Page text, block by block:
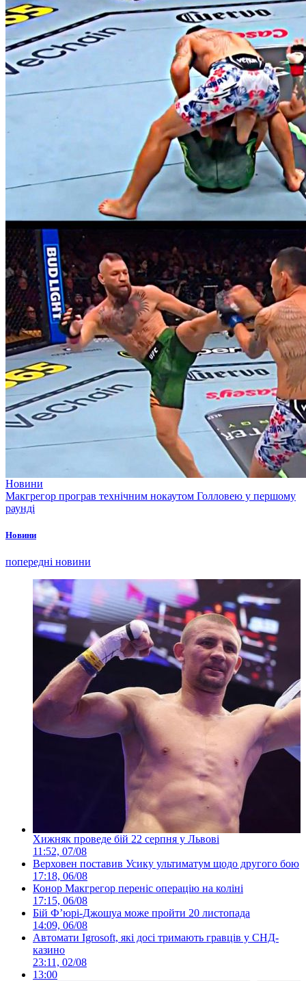
Новини
Макгрегор програв технічним нокаутом Голловею у першому
раунді
Новини
попередні новини
Хижняк проведе бій 22 серпня у Львові
11:52, 07/08
Верховен поставив Усику ультиматум щодо другого бою
17:18, 06/08
Конор Макгрегор переніс операцію на коліні
17:15, 06/08
Бій Ф’юрі-Джошуа може пройти 20 листопада
14:09, 06/08
Автомати Igrosoft, які досі тримають гравців у СНД-
казино
23:11, 02/08
13:00